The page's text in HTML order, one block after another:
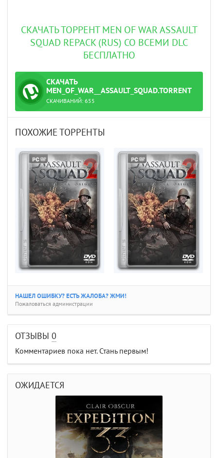
СКАЧАТЬ ТОРРЕНТ MEN OF WAR ASSAULT
SQUAD REPACK (RUS) СО ВСЕМИ DLC
БЕСПЛАТНО
СКАЧАТЬ
ТОРРЕНТMEN_OF_WAR__ASSAULT_SQUAD.TORRENT
СКАЧИВАНИЙ: 655
ПОХОЖИЕ ТОРРЕНТЫ
НАШЕЛ ОШИБКУ? ЕСТЬ ЖАЛОБА? ЖМИ!
Пожаловаться администрации
ОТЗЫВЫ 0
Комментариев пока нет. Стань первым!
ОЖИДАЕТСЯ